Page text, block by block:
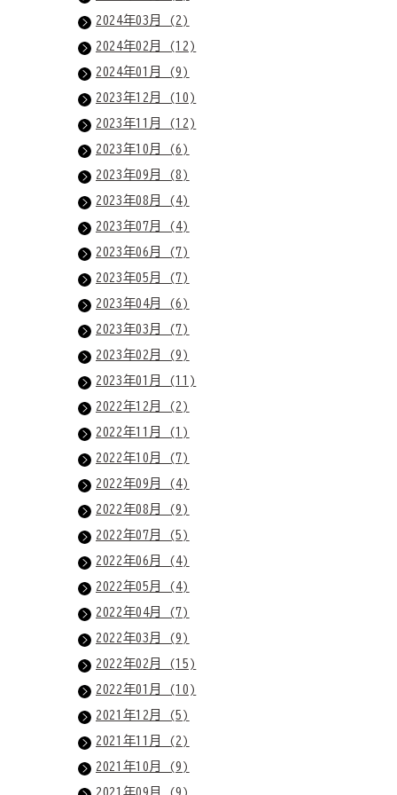
2024年03月 (2)
2024年02月 (12)
2024年01月 (9)
2023年12月 (10)
2023年11月 (12)
2023年10月 (6)
2023年09月 (8)
2023年08月 (4)
2023年07月 (4)
2023年06月 (7)
2023年05月 (7)
2023年04月 (6)
2023年03月 (7)
2023年02月 (9)
2023年01月 (11)
2022年12月 (2)
2022年11月 (1)
2022年10月 (7)
2022年09月 (4)
2022年08月 (9)
2022年07月 (5)
2022年06月 (4)
2022年05月 (4)
2022年04月 (7)
2022年03月 (9)
2022年02月 (15)
2022年01月 (10)
2021年12月 (5)
2021年11月 (2)
2021年10月 (9)
2021年09月 (9)